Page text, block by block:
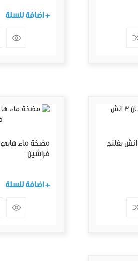
+ اضافة للسلة
مضخة ماء هابي 3 حصان 3 انش بفلنج
فراشين
+ اضافة للسلة